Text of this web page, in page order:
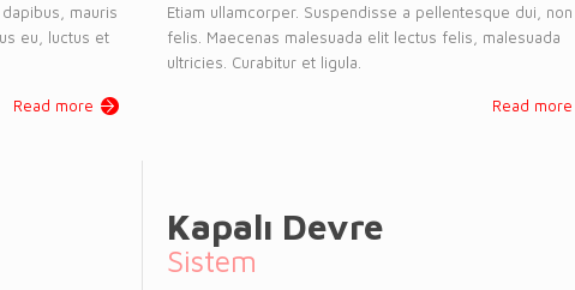
mauris
eu, luctus et
Read more
Etiam ullamcorper. Suspendisse a pellentesque dui, non
felis. Maecenas malesuada elit lectus felis, malesuada
ultricies. Curabitur et ligula.
Read more
Kapalı Devre
Sistem